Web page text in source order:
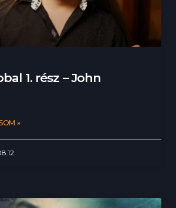
1. rész – John
»